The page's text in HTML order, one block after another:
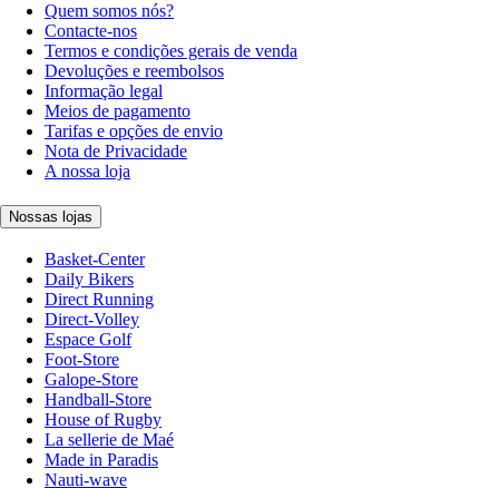
Quem somos nós?
Contacte-nos
Termos e condições gerais de venda
Devoluções e reembolsos
Informação legal
Meios de pagamento
Tarifas e opções de envio
Nota de Privacidade
A nossa loja
Nossas lojas
Basket-Center
Daily Bikers
Direct Running
Direct-Volley
Espace Golf
Foot-Store
Galope-Store
Handball-Store
House of Rugby
La sellerie de Maé
Made in Paradis
Nauti-wave